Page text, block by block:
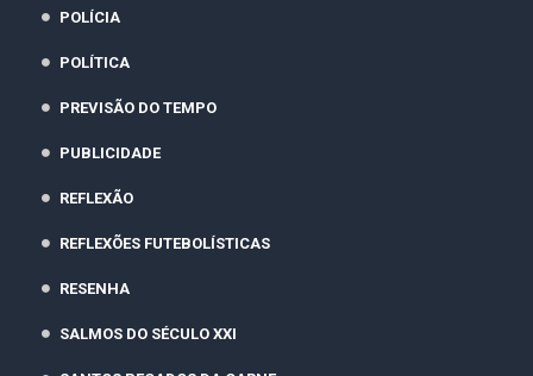
POLÍCIA
POLÍTICA
PREVISÃO DO TEMPO
PUBLICIDADE
REFLEXÃO
REFLEXÕES FUTEBOLÍSTICAS
RESENHA
SALMOS DO SÉCULO XXI